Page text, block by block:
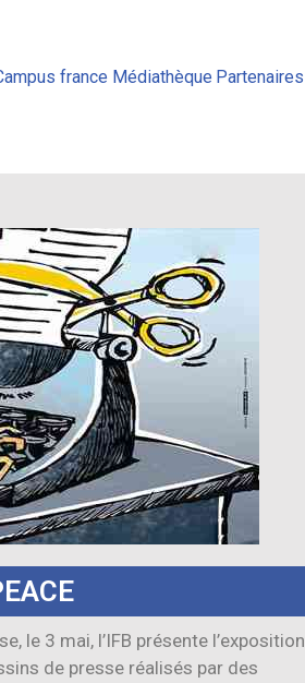
france Médiathèque Partenaires
le 3 mai, l’IFB présente l’exposition
de presse réalisés par des